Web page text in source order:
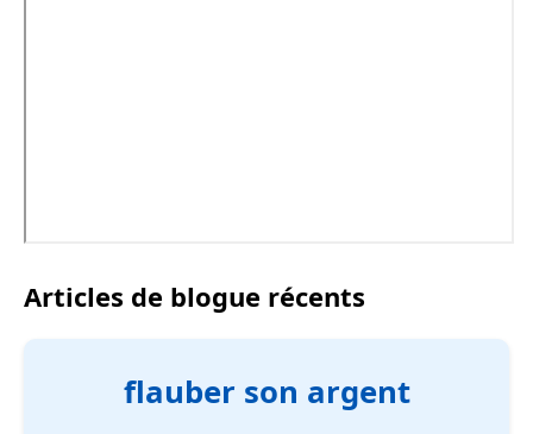
Articles de blogue récents
flauber son argent